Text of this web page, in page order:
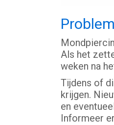
Als het
weken na
Tijdens of
krijgen.
en
Informeer